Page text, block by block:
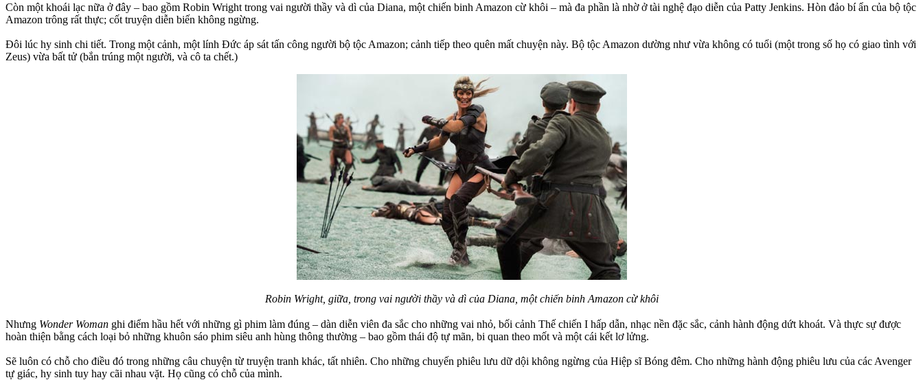
Còn một khoái lạc nữa ở đây – bao gồm Robin Wright trong vai người thầy và dì của Diana, một chiến binh Amazon cừ khôi – mà đa phần là nhờ ở tài nghệ đạo diễn của Patty Jenkins. Hòn đảo bí ẩn của bộ tộc
Amazon trông rất thực; cốt truyện diễn biến không ngừng.
Đôi lúc hy sinh chi tiết. Trong một cảnh, một lính Đức áp sát tấn công người bộ tộc Amazon; cảnh tiếp theo quên mất chuyện này. Bộ tộc Amazon dường như vừa không có tuổi (một trong số họ có giao tình với
Zeus) vừa bất tử (bắn trúng một người, và cô ta chết.)
Robin Wright, giữa, trong vai người thầy và dì của Diana, một chiến binh Amazon cừ khôi
Nhưng Wonder Woman ghi điểm hầu hết với những gì phim làm đúng – dàn diễn viên đa sắc cho những vai nhỏ, bối cảnh Thế chiến I hấp dẫn, nhạc nền đặc sắc, cảnh hành động dứt khoát. Và thực sự được
hoàn thiện bằng cách loại bỏ những khuôn sáo phim siêu anh hùng thông thường – bao gồm thái độ tự mãn, bi quan theo mốt và một cái kết lơ lửng.
Sẽ luôn có chỗ cho điều đó trong những câu chuyện từ truyện tranh khác, tất nhiên. Cho những chuyến phiêu lưu dữ dội không ngừng của Hiệp sĩ Bóng đêm. Cho những hành động phiêu lưu của các Avenger
tự giác, hy sinh tuy hay cãi nhau vặt. Họ cũng có chỗ của mình.